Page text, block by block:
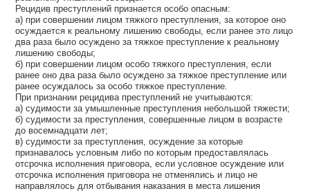
Рецидив преступлений признается особо опасным:
а) при совершении лицом тяжкого преступления, за которое оно
осуждается к реальному лишению свободы, если ранее это лицо
два раза было осуждено за тяжкое преступление к реальному
лишению свободы;
б) при совершении лицом особо тяжкого преступления, если
ранее оно два раза было осуждено за тяжкое преступление или
ранее осуждалось за особо тяжкое преступление.
При признании рецидива преступлений не учитываются:
а) судимости за умышленные преступления небольшой тяжести;
б) судимости за преступления, совершенные лицом в возрасте
до восемнадцати лет;
в) судимости за преступления, осуждение за которые
признавалось условным либо по которым предоставлялась
отсрочка исполнения приговора, если условное осуждение или
отсрочка исполнения приговора не отменялись и лицо не
направлялось для отбывания наказания в места лишения